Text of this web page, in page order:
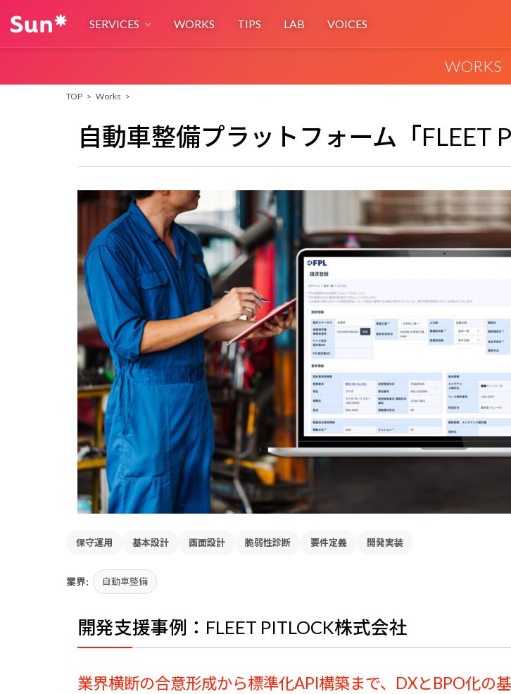
SERVICES
Digital Creative Studio
事業構想からデザイン・開発・運用までを一気通貫で支援
Creative & Engineering
新規事業アイデアの評価発掘
AiIla
サービスコンセプトの検証‧具体化
事業性を高めるビジネスデザイン支援
Service Design
不確実性を抑え、MVPを最速実現 新規
Sun* AI-Ready SDLC
マルチエージェント型開発プロセス
Sun* DevOps
Sun*独自の開発・運用基盤
AI開発の構想→PoC→本番→MLOps
AI*Agent Base
生成AIエージェント構築
脆弱
ペネ
クラウド支援
先進クラウド運用・監視サービス
内製化支援
事業内製化ソリューション
ラボ
自
開発品質向上の取組み
グローバル開発の品質向上
Rapid*Development
AI駆動型 高速1stプロダクト開発 製造
Sun* Design
Sun*のデザインケイパビリティ
Quick*Proto
事業アイデアを試作しクイックに検証
最適手法でつくるWebサイト構築支援
Motivation*Design
ゲーミフィケーションの設計〜開発
GROWGRIT
ヘッドレスCMS構築支援 社内事業創出プログラム
WORKS TIPS LAB VOICES
WORKS
TOP > Works >
自動車整備プラットフォーム「FLEET
保守運用 基本設計 画面設計 脆弱性診断 要件定義 開発実装
業界: 自動車整備
開発支援事例：FLEET PITLOCK株式会社
業界横断の合意形成から標準化API構築まで、DXとBPO化の